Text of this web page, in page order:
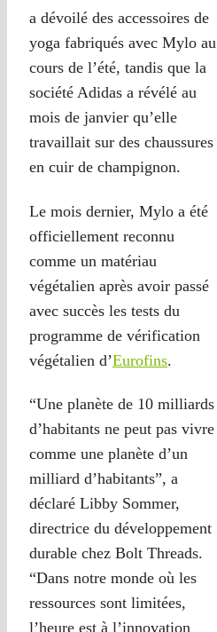
a dévoilé des accessoires de
yoga fabriqués avec Mylo au
cours de l’été, tandis que la
société Adidas a révélé au
mois de janvier qu’elle
travaillait sur des chaussures
en cuir de champignon.
Le mois dernier, Mylo a été
officiellement reconnu
comme un matériau
végétalien après avoir passé
avec succès les tests du
programme de vérification
végétalien d’Eurofins.
“Une planète de 10 milliards
d’habitants ne peut pas vivre
comme une planète d’un
milliard d’habitants”, a
déclaré Libby Sommer,
directrice du développement
durable chez Bolt Threads.
“Dans notre monde où les
ressources sont limitées,
l’heure est à l’innovation